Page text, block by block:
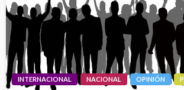
INTERNACIONAL NACIONAL OPINIÓN